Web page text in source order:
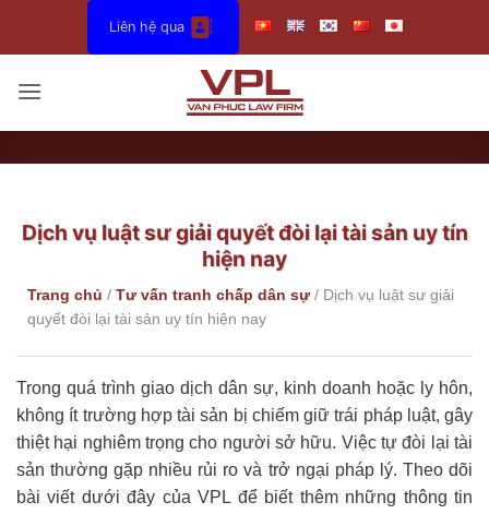
dung
Liên hệ qua
Dịch vụ luật sư giải quyết đòi lại tài sản uy tín
hiện nay
Trang chủ / Tư vấn tranh chấp dân sự/ Dịch vụ luật sư giải
quyết đòi lại tài sản uy tín hiện nay
Trong quá trình giao dịch dân sự, kinh doanh hoặc ly hôn,
không ít trường hợp tài sản bị chiếm giữ trái pháp luật, gây
thiệt hại nghiêm trọng cho người sở hữu. Việc tự đòi lại tài
sản thường gặp nhiều rủi ro và trở ngại pháp lý. Theo dõi
bài viết dưới đây của VPL để biết thêm những thông tin